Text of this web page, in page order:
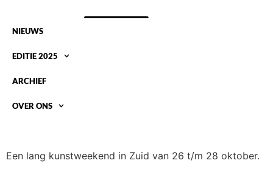
NIEUWS
EDITIE 2025
ARCHIEF
OVER ONS
Een lang kunstweekend in Zuid van 26 t/m 28 oktober.